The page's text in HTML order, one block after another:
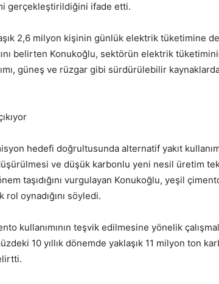
gerçekleştirildiğini ifade etti.
2,6 milyon kişinin günlük elektrik tüketimine
belirten Konukoğlu, sektörün elektrik
güneş ve rüzgar gibi sürdürülebilir
hedefi doğrultusunda alternatif yakıt
düşürülmesi ve düşük karbonlu yeni nesil üretim
taşıdığını vurgulayan Konukoğlu, yeşil
oynadığını söyledi.
kullanımının teşvik edilmesine yönelik
10 yıllık dönemde yaklaşık 11 milyon ton